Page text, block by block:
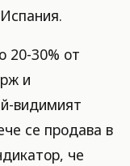
20-30% от
и
видимият
се продава в
че